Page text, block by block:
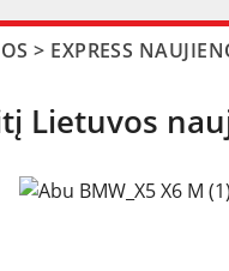
> EXPRESS
Lietuvos